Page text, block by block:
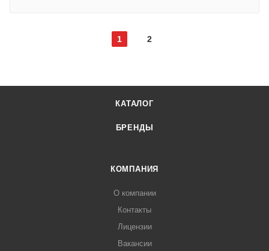
1 2
КАТАЛОГ
БРЕНДЫ
КОМПАНИЯ
О компании
Контакты
Лицензии
Вакансии